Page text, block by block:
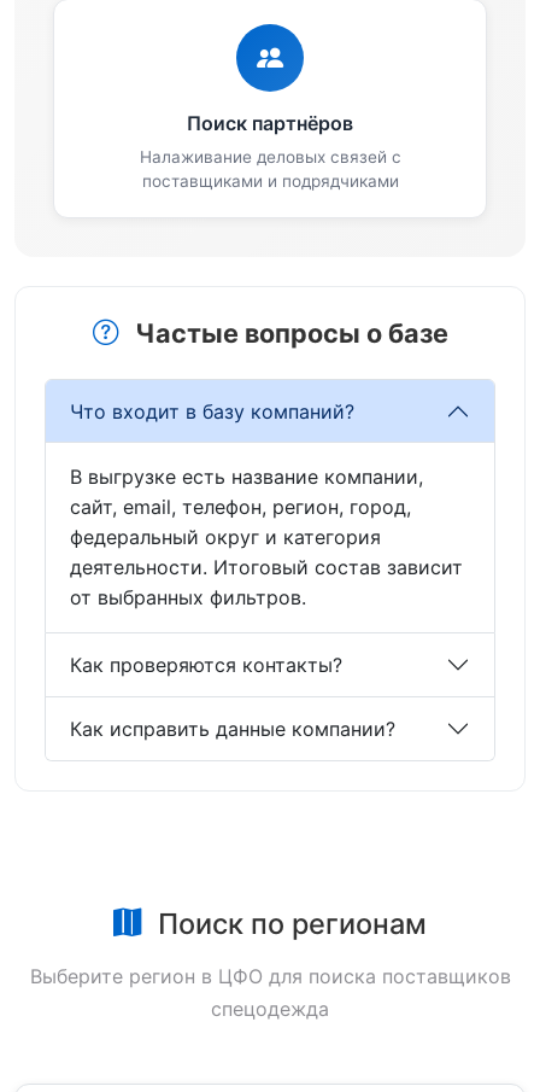
Поиск партнёров
Налаживание деловых связей с
поставщиками и подрядчиками
Частые вопросы о базе
Что входит в базу компаний?
В выгрузке есть название компании,
сайт, email, телефон, регион, город,
федеральный округ и категория
деятельности. Итоговый состав зависит
от выбранных фильтров.
Как проверяются контакты?
Как исправить данные компании?
Поиск по регионам
Выберите регион в ЦФО для поиска поставщиков
спецодежда